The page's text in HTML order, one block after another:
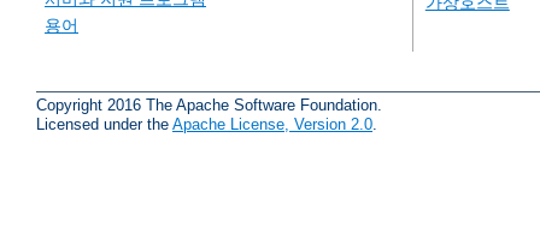
용어
Copyright 2016 The Apache Software Foundation.
Licensed under the Apache License, Version 2.0